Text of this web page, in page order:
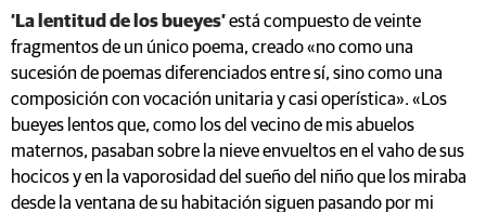
fragmentos de un único poema, creado «no como una
sucesión de poemas diferenciados entre sí, sino como una
composición con vocación unitaria y casi operística». «Los
bueyes lentos que, como los del vecino de mis abuelos
maternos, pasaban sobre la nieve envueltos en el vaho de sus
hocicos y en la vaporosidad del sueño del niño que los miraba
desde la ventana de su habitación siguen pasando por mi
memoria desde que los recordé en Gijón frente al mar»,